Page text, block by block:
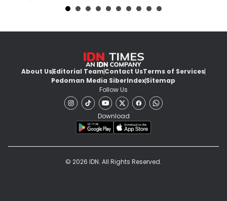
About UsEditorial TeamContact UsTerms of Services
Pedoman Media SiberIndexSitemap
Follow Us
Download
© 2026 IDN. All Rights Reserved.